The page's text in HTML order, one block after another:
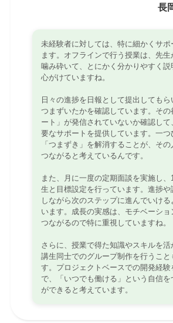
長
未経験者に対しては、特に細かくサポ
ます。オフラインで行う授業は、先生
噛み砕いて、とにかく分かりやすく説
心がけていますね。
日々の進捗を日報として提出してもら
つまずいたかを確認しています。その
ート」が発信されていないか確認して
要なサポートを提供しています。一つ
「つまずき」を解消することが、その
つながると考えているんです。
また、月に一度の定期面談を実施し、
生と目標設定を行っています。進捗や
しながら次のステップに進んでいける
います。成長の実感は、モチベーショ
つながるので特に重視していますね。
さらに、授業で得た知識やスキルを活
講生同士でのグループ制作を行うこと
す。プロジェクトベースでの開発経験
で、「いつでも働ける」という自信を
ができると考えています。